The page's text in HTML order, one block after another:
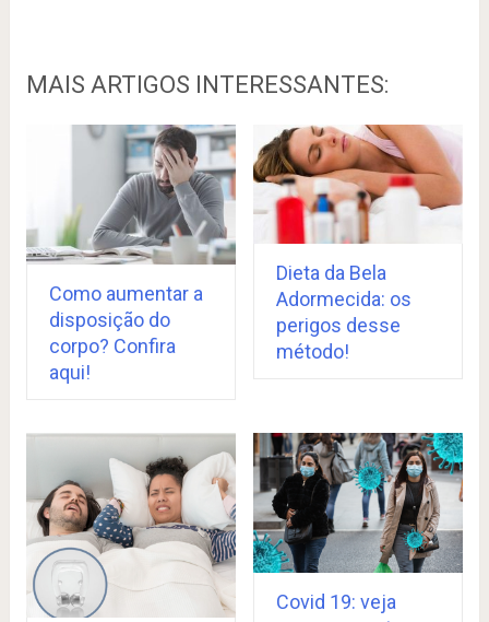
MAIS ARTIGOS INTERESSANTES:
Como aumentar a
disposição do
corpo? Confira
aqui!
Dieta da Bela
Adormecida: os
perigos desse
método!
Covid 19: veja